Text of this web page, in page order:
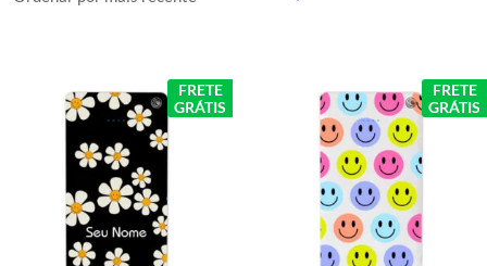
FRETE
GRÁTIS
preço
original
era:
R$ 199,90.
O
preço
é:
FRETE
GRÁTIS
preço
original
era:
R$ 199,90.
O
preço
atual
é:
R$ 129,90.